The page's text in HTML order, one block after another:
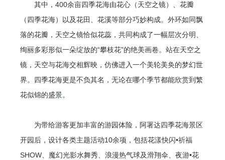
其中，400余亩四季花海由花心（天空之镜）、花瓣
（四季花海）以及花田、花溪等部分巧妙构成。外环如同飘
落的花瓣，天空之镜恰似花蕊，共同构成了一幅层次分明、
绚丽多彩形似一朵绽放的“攀枝花”的绝美画卷。站在天空之
镜，天空与花海交相辉映，仿佛进入一个美轮美奂的梦幻世
界。四季花海更是不负其名，无论在哪个季节都能欣赏到繁
花似锦的盛景。
为带给游客更加丰富的游园体险，阿署达四季花海景区
开园后，设计各类主题活动10余项，包括花漾快闪•祈福
SHOW、魔幻光影水舞秀、浪漫热气球及滑翔伞、夜游•花